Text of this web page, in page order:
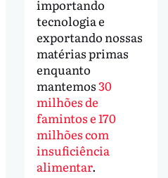
importando
tecnologia e
exportando nossas
matérias primas
enquanto
mantemos30
milhões de
famintos e 170
milhões com
insuficiência
alimentar.